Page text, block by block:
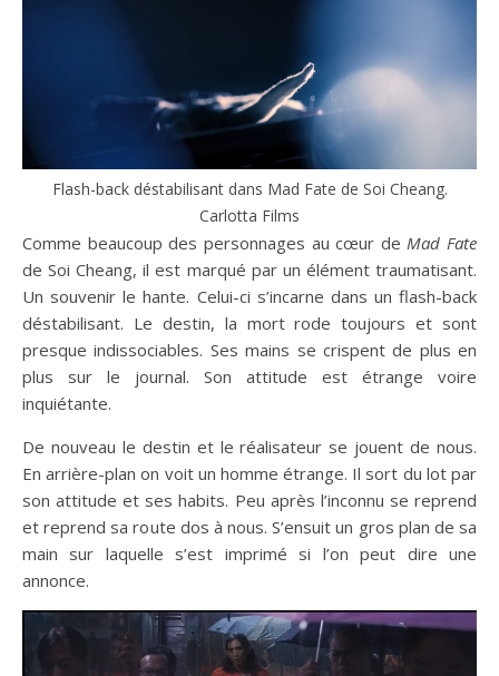
Flash-back déstabilisant dans Mad Fate de Soi Cheang.
Carlotta Films
Comme beaucoup des personnages au cœur deMad Fate
de Soi Cheang, il est marqué par un élément traumatisant.
Un souvenir le hante. Celui-ci s’incarne dans un flash-back
déstabilisant. Le destin, la mort rode toujours et sont
presque indissociables. Ses mains se crispent de plus en
plus sur le journal. Son attitude est étrange voire
inquiétante.
De nouveau le destin et le réalisateur se jouent de nous.
En arrière-plan on voit un homme étrange. Il sort du lot par
son attitude et ses habits. Peu après l’inconnu se reprend
et reprend sa route dos à nous. S’ensuit un gros plan de sa
main sur laquelle s’est imprimé si l’on peut dire une
annonce.